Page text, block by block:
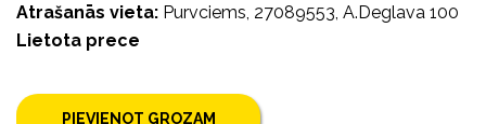
Atrašanās vieta: Purvciems, 27089553, A.Deglava 100
Lietota prece
PIEVIENOT GROZAM